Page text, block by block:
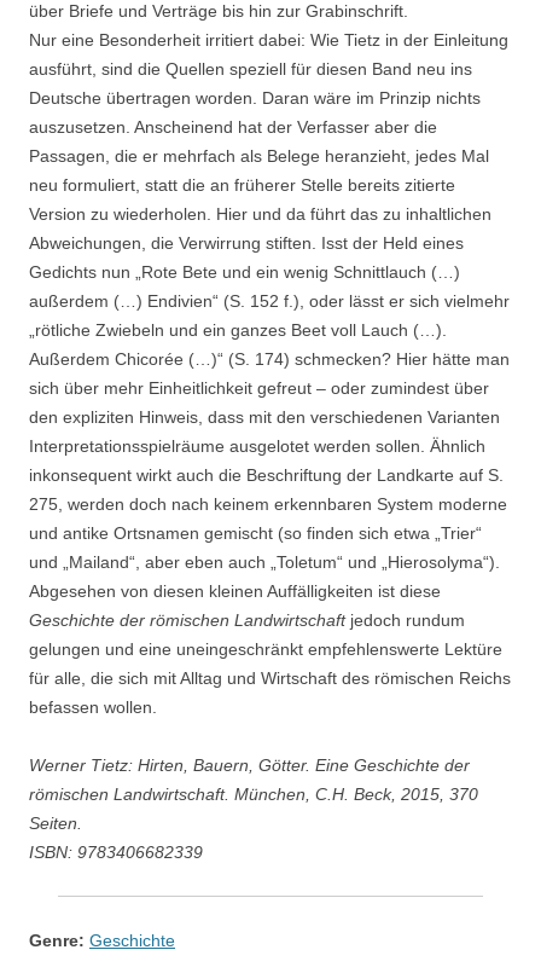
über Briefe und Verträge bis hin zur Grabinschrift.
Nur eine Besonderheit irritiert dabei: Wie Tietz in der Einleitung
ausführt, sind die Quellen speziell für diesen Band neu ins
Deutsche übertragen worden. Daran wäre im Prinzip nichts
auszusetzen. Anscheinend hat der Verfasser aber die
Passagen, die er mehrfach als Belege heranzieht, jedes Mal
neu formuliert, statt die an früherer Stelle bereits zitierte
Version zu wiederholen. Hier und da führt das zu inhaltlichen
Abweichungen, die Verwirrung stiften. Isst der Held eines
Gedichts nun „Rote Bete und ein wenig Schnittlauch (…)
außerdem (…) Endivien“ (S. 152 f.), oder lässt er sich vielmehr
„rötliche Zwiebeln und ein ganzes Beet voll Lauch (…).
Außerdem Chicorée (…)“ (S. 174) schmecken? Hier hätte man
sich über mehr Einheitlichkeit gefreut – oder zumindest über
den expliziten Hinweis, dass mit den verschiedenen Varianten
Interpretationsspielräume ausgelotet werden sollen. Ähnlich
inkonsequent wirkt auch die Beschriftung der Landkarte auf S.
275, werden doch nach keinem erkennbaren System moderne
und antike Ortsnamen gemischt (so finden sich etwa „Trier“
und „Mailand“, aber eben auch „Toletum“ und „Hierosolyma“).
Abgesehen von diesen kleinen Auffälligkeiten ist diese
Geschichte der römischen Landwirtschaftjedoch rundum
gelungen und eine uneingeschränkt empfehlenswerte Lektüre
für alle, die sich mit Alltag und Wirtschaft des römischen Reichs
befassen wollen.
Werner Tietz: Hirten, Bauern, Götter. Eine Geschichte der
römischen Landwirtschaft. München, C.H. Beck, 2015, 370
Seiten.
ISBN: 9783406682339
Genre: Geschichte